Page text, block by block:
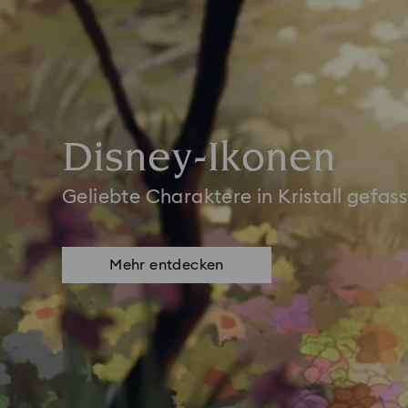
Disney-Ikonen
Geliebte Charaktere in Kristall
Mehr entdecken